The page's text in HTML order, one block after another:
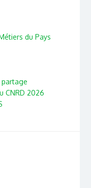
du Pays
partage
CNRD 2026